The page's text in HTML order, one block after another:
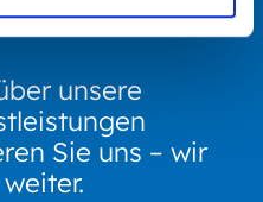
unsere
Sie uns – wir